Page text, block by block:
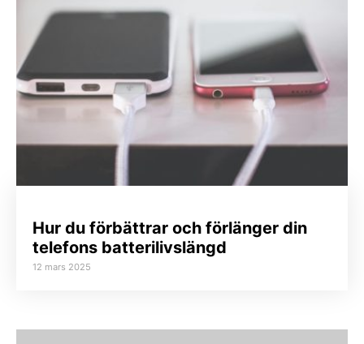
Hur du förbättrar och förlänger din
telefons batterilivslängd
12 mars 2025